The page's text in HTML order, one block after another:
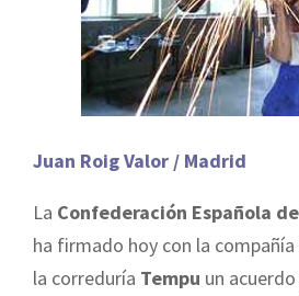
Juan Roig Valor / Madrid
La Confederación Española
ha firmado hoy con la
la correduría Tempu un